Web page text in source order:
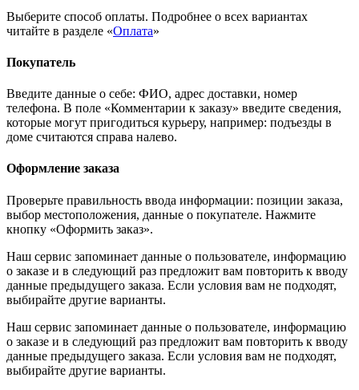
Выберите способ оплаты. Подробнее о всех вариантах
читайте в разделе «Оплата»
Покупатель
Введите данные о себе: ФИО, адрес доставки, номер
телефона. В поле «Комментарии к заказу» введите сведения,
которые могут пригодиться курьеру, например: подъезды в
доме считаются справа налево.
Оформление заказа
Проверьте правильность ввода информации: позиции заказа,
выбор местоположения, данные о покупателе. Нажмите
кнопку «Оформить заказ».
Наш сервис запоминает данные о пользователе, информацию
о заказе и в следующий раз предложит вам повторить к вводу
данные предыдущего заказа. Если условия вам не подходят,
выбирайте другие варианты.
Наш сервис запоминает данные о пользователе, информацию
о заказе и в следующий раз предложит вам повторить к вводу
данные предыдущего заказа. Если условия вам не подходят,
выбирайте другие варианты.